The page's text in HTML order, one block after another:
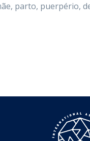
parto, puerpério,